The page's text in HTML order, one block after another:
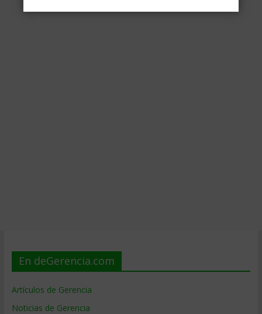
En deGerencia.com
Artículos de Gerencia
Noticias de Gerencia